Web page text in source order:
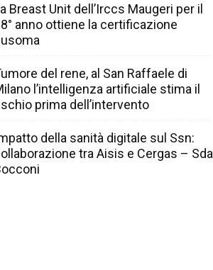
Breast Unit dell’Irccs Maugeri per il
anno ottiene la certificazione
del rene, al San Raffaele di
l’intelligenza artificiale stima il
prima dell’intervento
della sanità digitale sul Ssn:
tra Aisis e Cergas – Sda